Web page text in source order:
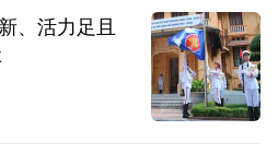
、活力足且